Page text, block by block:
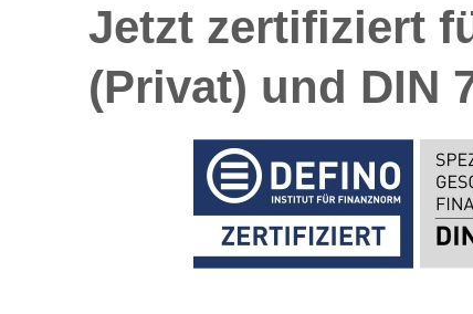
Jetzt zertifiziert
(Privat) und DIN